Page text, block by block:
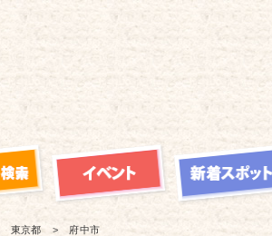
東京都
府中市